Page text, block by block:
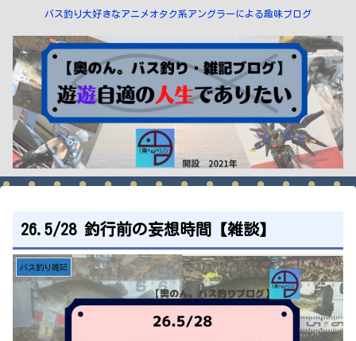
バス釣り大好きなアニメオタク系アングラーによる趣味ブログ
26.5/28 釣行前の妄想時間【雑談】
バス釣り雑記